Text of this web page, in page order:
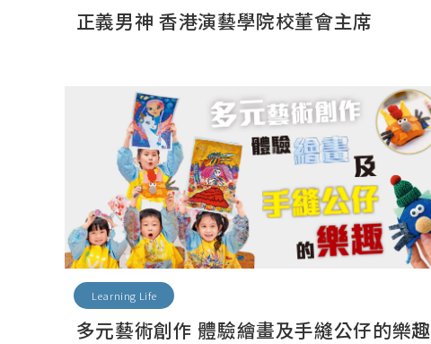
正義男神 香港演藝學院校董會主席
Learning Life
多元藝術創作 體驗繪畫及手縫公仔的樂趣